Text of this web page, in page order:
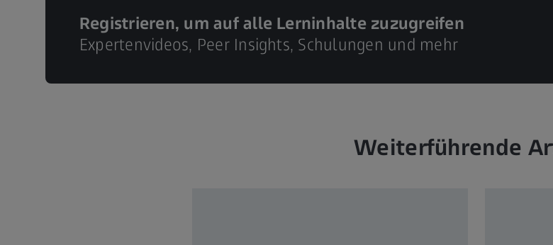
Registrieren, um auf alle Lerninhalte zuzugreifen
Expertenvideos, Peer Insights, Schulungen und mehr
Weiterführende